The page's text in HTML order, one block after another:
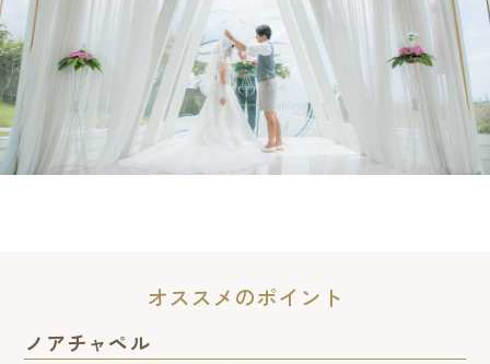
オススメのポイント
ノアチャペル